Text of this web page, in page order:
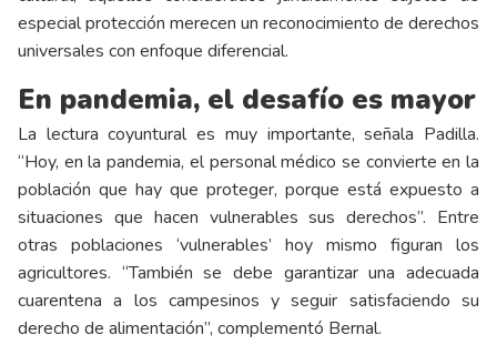
especial protección merecen un reconocimiento de derechos
universales con enfoque diferencial.
En pandemia, el desafío es mayor
La lectura coyuntural es muy importante, señala Padilla.
“Hoy, en la pandemia, el personal médico se convierte en la
población que hay que proteger, porque está expuesto a
situaciones que hacen vulnerables sus derechos”. Entre
otras poblaciones ‘vulnerables’ hoy mismo figuran los
agricultores. “También se debe garantizar una adecuada
cuarentena a los campesinos y seguir satisfaciendo su
derecho de alimentación”, complementó Bernal.